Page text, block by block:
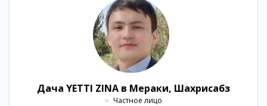
Дача YETTI ZINA в Мераки, Шахрисабз
Частное лицо